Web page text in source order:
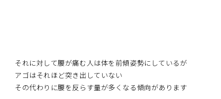
それに対して腰が痛む人は体を前傾姿勢にしているが
アゴはそれほど突き出していない
その代わりに腰を反らす量が多くなる傾向があります